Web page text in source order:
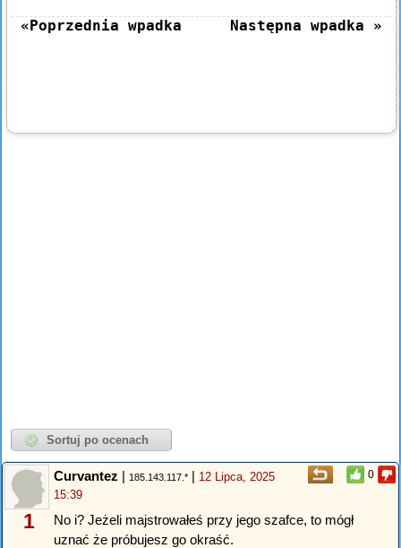
«Poprzednia wpadka Następna wpadka »
0
1
Curvantez | 185.143.117.* | 12 Lipca, 2025
15:39
No i? Jeżeli majstrowałeś przy jego szafce, to mógł
uznać że próbujesz go okraść.